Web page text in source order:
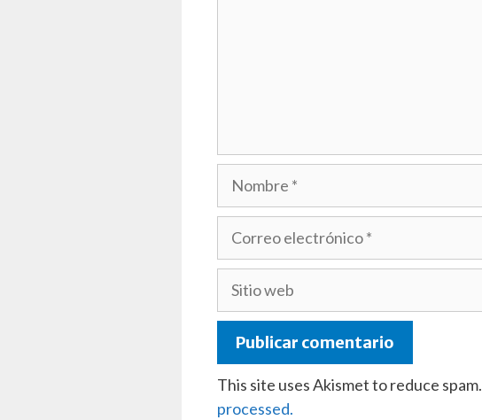
This site uses Akismet to reduce spam.
processed.